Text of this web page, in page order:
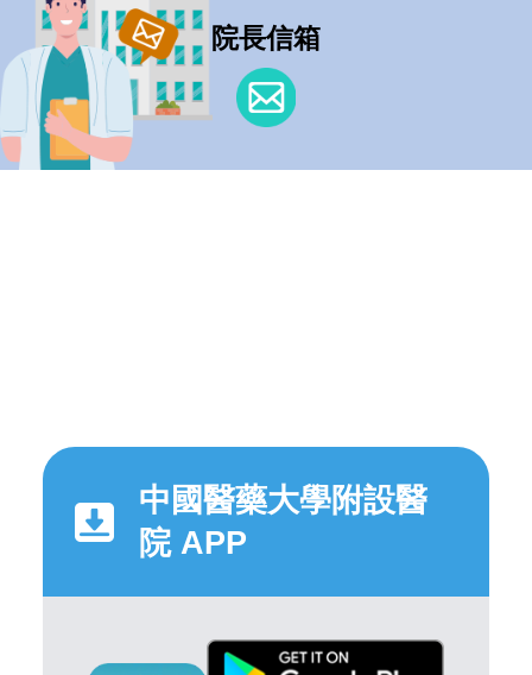
院長信箱
中國醫藥大學附設醫
院 APP